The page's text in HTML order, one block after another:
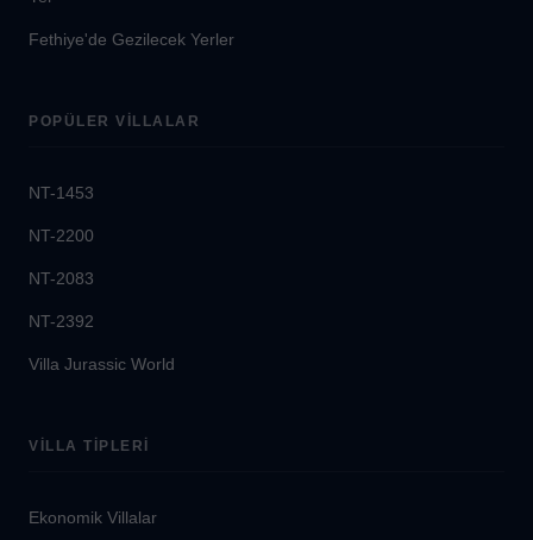
Fethiye'de Gezilecek Yerler
POPÜLER VILLALAR
NT-1453
NT-2200
NT-2083
NT-2392
Villa Jurassic World
VILLA TIPLERI
Ekonomik Villalar